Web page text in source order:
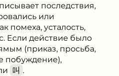
последствия,
или
помеха, усталость,
Если действие было
(приказ, просьба,
побуждение),
叫 .